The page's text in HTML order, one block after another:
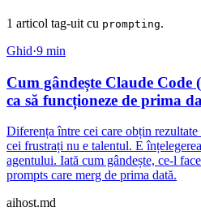
1 articol tag-uit cu prompting.
Ghid·9 min
Cum gândește Claude Code
ca să funcționeze de prima
Diferența între cei care obțin
cei frustrați nu e talentul. E
agentului. Iată cum gândește, ce-l
prompts care merg de prima dată.
aihost.md